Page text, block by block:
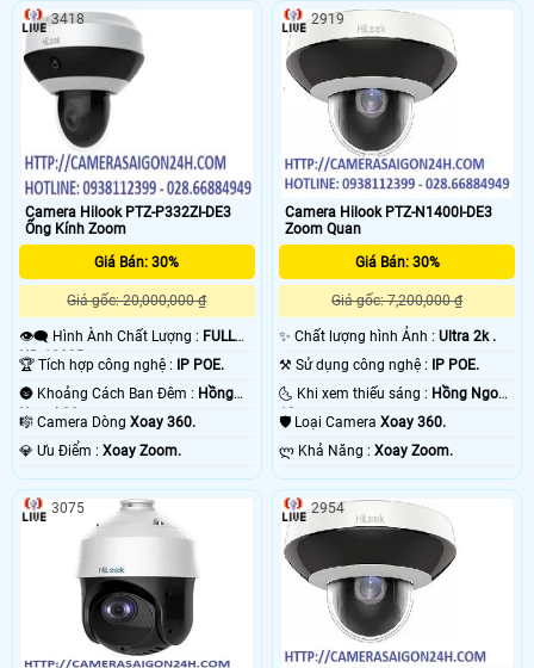
Camera Hilook PTZ-P332ZI-DE3
Ống Kính Zoom
Giá Bán: 30%
Giá gốc: 20,000,000 ₫
👁️‍🗨 Hình Ành Chất Lượng : FULL
HD 1080P .
🏆 Tích hợp công nghệ : IP POE.
🌚 Khoảng Cách Ban Đêm : Hồng
Ngoại 20m .
🎼️ Camera Dòng Xoay 360.
️💎 Ưu Điểm : Xoay Zoom.
3418
Camera Hilook PTZ-N1400I-DE3
Zoom Quan
Giá Bán: 30%
Giá gốc: 7,200,000 ₫
✨ Chất lượng hình Ảnh :Ultra 2k .
⚒ Sử dụng công nghệ : IP POE.
🌜 Khi xem thiếu sáng : Hồng Ngoại
10m .🛡 Loại CameraXoay 360.
️ლ Khả Năng :Xoay Zoom.
2919
3075 2954